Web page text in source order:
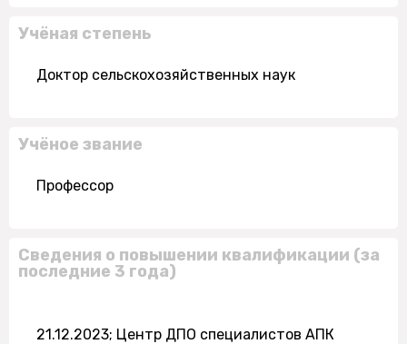
Учёная степень
Доктор сельскохозяйственных наук
Учёное звание
Профессор
Сведения о повышении квалификации (за
последние 3 года)
21.12.2023; Центр ДПО специалистов АПК